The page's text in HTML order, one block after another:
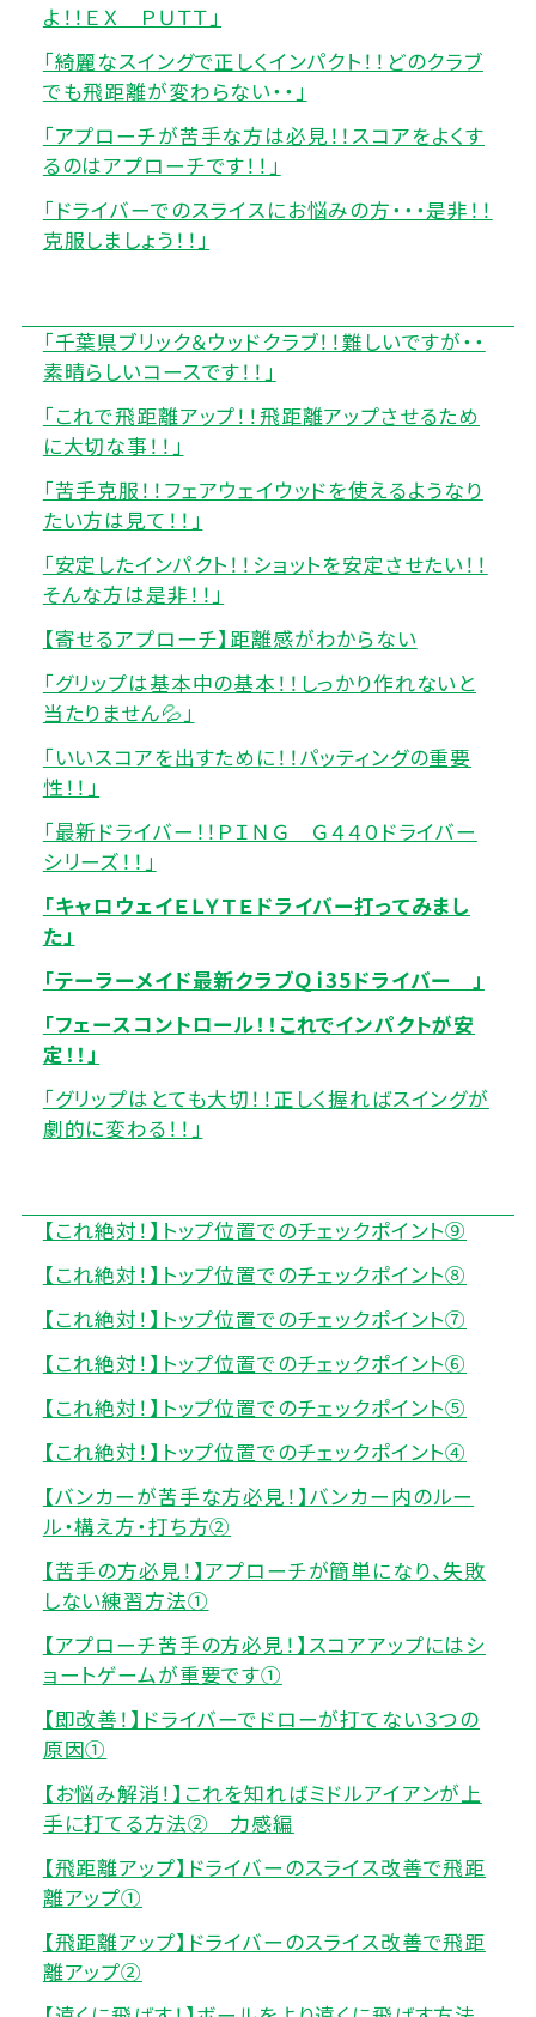
よ！！ＥＸ ＰＵＴＴ」
「綺麗なスイングで正しくインパクト！！どのクラブ
でも飛距離が変わらない・・」
「アプローチが苦手な方は必見！！スコアをよくす
るのはアプローチです！！」
「ドライバーでのスライスにお悩みの方・・・是非！！
克服しましょう！！」
「千葉県ブリック＆ウッドクラブ！！難しいですが・・
素晴らしいコースです！！」
「これで飛距離アップ！！飛距離アップさせるため
に大切な事！！」
「苦手克服！！フェアウェイウッドを使えるようなり
たい方は見て！！」
「安定したインパクト！！ショットを安定させたい！！
そんな方は是非！！」
【寄せるアプローチ】距離感がわからない
「グリップは基本中の基本！！しっかり作れないと
当たりません💦」
「いいスコアを出すために！！パッティングの重要
性！！」
「最新ドライバー！！ＰＩＮＧ Ｇ４４０ドライバー
シリーズ！！」
「キャロウェイＥＬＹＴＥドライバー打ってみまし
た」
「テーラーメイド最新クラブＱｉ35ドライバー 」
「フェースコントロール！！これでインパクトが安
定！！」
「グリップはとても大切！！正しく握ればスイングが
劇的に変わる！！」
【これ絶対！】トップ位置でのチェックポイント⑨
【これ絶対！】トップ位置でのチェックポイント⑧
【これ絶対！】トップ位置でのチェックポイント⑦
【これ絶対！】トップ位置でのチェックポイント⑥
【これ絶対！】トップ位置でのチェックポイント⑤
【これ絶対！】トップ位置でのチェックポイント④
【バンカーが苦手な方必見！】バンカー内のルー
ル・構え方・打ち方②
【苦手の方必見！】アプローチが簡単になり、失敗
しない練習方法①
【アプローチ苦手の方必見！】スコアアップにはシ
ョートゲームが重要です①
【即改善！】ドライバーでドローが打てない３つの
原因①
【お悩み解消！】これを知ればミドルアイアンが上
手に打てる方法② 力感編
【飛距離アップ】ドライバーのスライス改善で飛距
離アップ①
【飛距離アップ】ドライバーのスライス改善で飛距
離アップ②